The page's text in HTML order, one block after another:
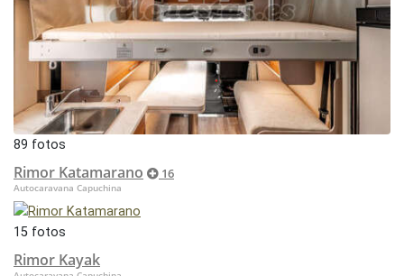
89 fotos
Rimor Katamarano 16
Autocaravana Capuchina
15 fotos
Rimor Kayak